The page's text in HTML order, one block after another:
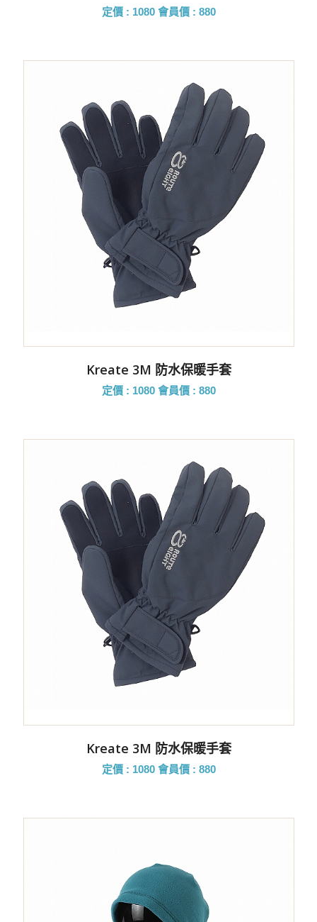
定價 : 1080 會員價 : 880
Kreate 3M 防水保暖手套
定價 : 1080 會員價 : 880
Kreate 3M 防水保暖手套
定價 : 1080 會員價 : 880